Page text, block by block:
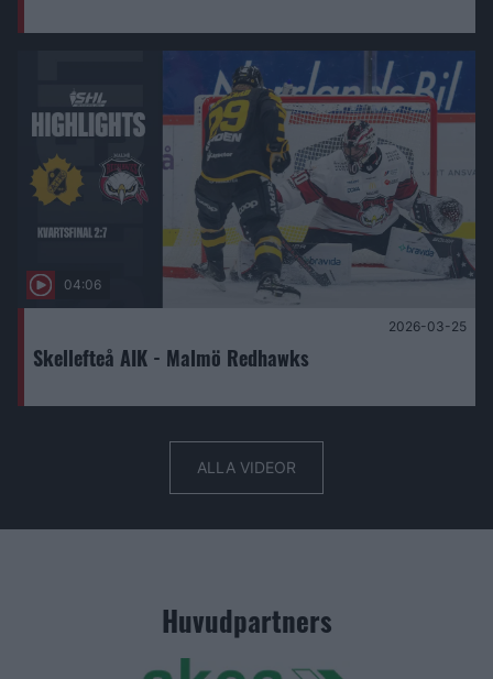
04:06
2026-03-25
Skellefteå AIK - Malmö Redhawks
ALLA VIDEOR
Huvudpartners